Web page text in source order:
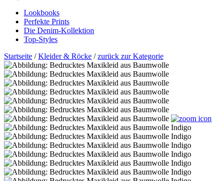
Lookbooks
Perfekte Prints
Die Denim-Kollektion
Top-Styles
Startseite /Kleider & Röcke /zurück zur Kategorie